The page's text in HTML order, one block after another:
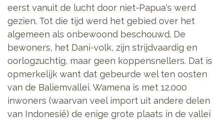
eerst vanuit de lucht door niet-Papua's werd
gezien. Tot die tijd werd het gebied over het
algemeen als onbewoond beschouwd. De
bewoners, het Dani-volk, zijn strijdvaardig en
oorlogzuchtig, maar geen koppensnellers. Dat is
opmerkelijk want dat gebeurde wel ten oosten
van de Baliemvallei. Wamena is met 12.000
inwoners (waarvan veel import uit andere delen
van Indonesië) de enige grote plaats in de vallei